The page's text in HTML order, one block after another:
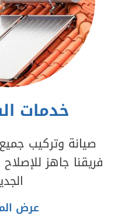
خدمات
صيانة وتركيب
فريقنا جاهز
عرض